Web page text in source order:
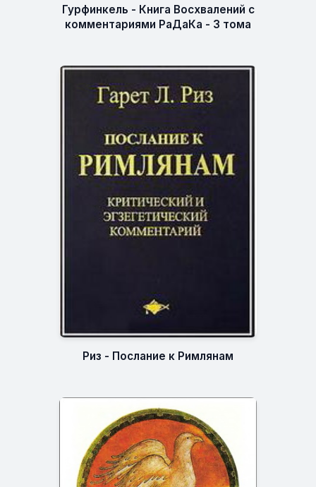
Гурфинкель - Книга Восхвалений с
комментариями РаДаКа - 3 тома
Риз - Послание к Римлянам